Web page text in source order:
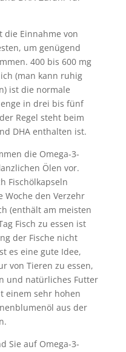
die Einnahme von
um genügend
400 bis 600 mg
(man kann ruhig
ist die normale
in drei bis fünf
Regel steht beim
DHA enthalten ist.
die Omega-3-
Ölen vor.
Fischölkapseln
den Verzehr
(enthält am meisten
Fisch zu essen ist
der Fische nicht
es eine gute Idee,
von Tieren zu essen,
und natürliches Futter
einem sehr hohen
aus der
Sie auf Omega-3-